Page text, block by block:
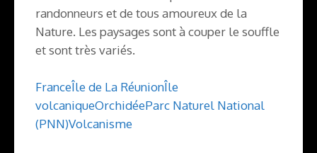
randonneurs et de tous amoureux de la
Nature. Les paysages sont à couper le souffle
et sont très variés.
FranceÎle de La RéunionÎle
volcaniqueOrchidéeParc Naturel National
(PNN)Volcanisme